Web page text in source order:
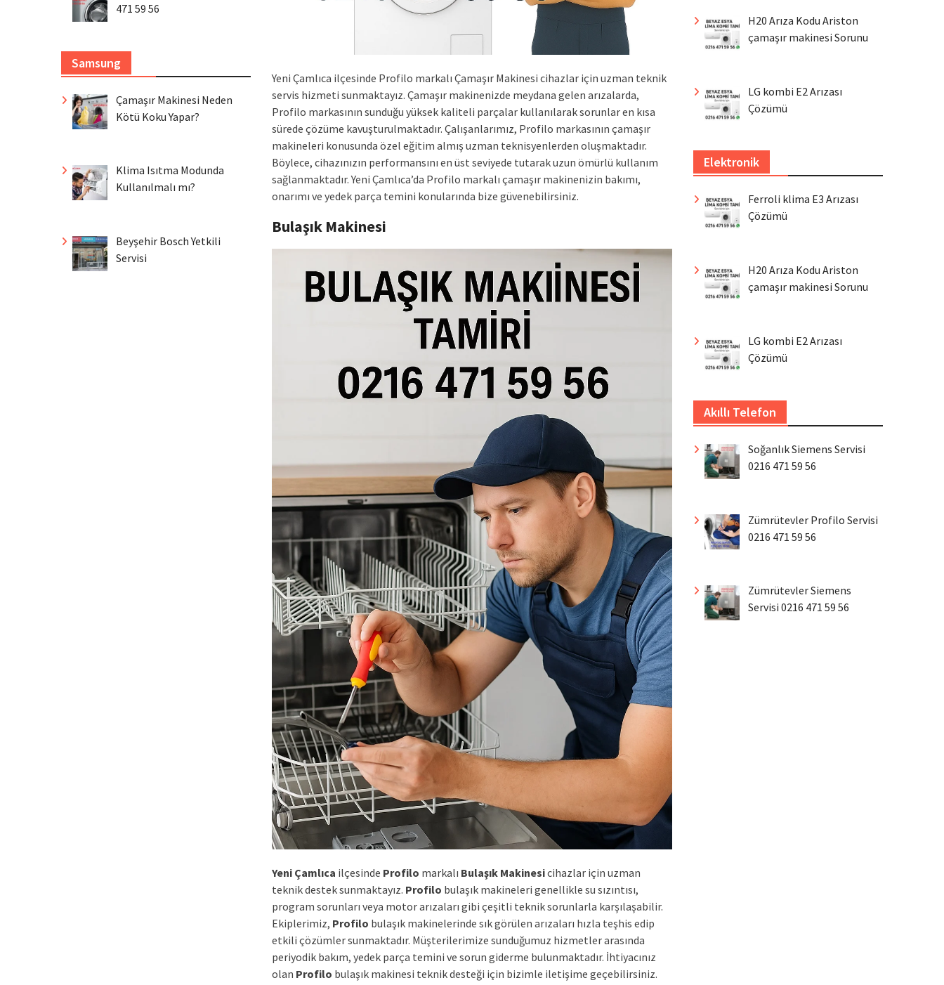
Yeni Çamlıca ilçesinde Profilo markalı Çamaşır Makinesi cihazlar için uzman teknik
servis hizmeti sunmaktayız. Çamaşır makinenizde meydana gelen arızalarda,
Profilo markasının sunduğu yüksek kaliteli parçalar kullanılarak sorunlar en kısa
sürede çözüme kavuşturulmaktadır. Çalışanlarımız, Profilo markasının çamaşır
makineleri konusunda özel eğitim almış uzman teknisyenlerden oluşmaktadır.
Böylece, cihazınızın performansını en üst seviyede tutarak uzun ömürlü kullanım
sağlanmaktadır. Yeni Çamlıca’da Profilo markalı çamaşır makinenizin bakımı,
onarımı ve yedek parça temini konularında bize güvenebilirsiniz.
Bulaşık Makinesi
Yeni Çamlıca ilçesinde Profilo markalı Bulaşık Makinesicihazlar için uzman
teknik destek sunmaktayız. Profilo bulaşık makineleri genellikle su sızıntısı,
program sorunları veya motor arızaları gibi çeşitli teknik sorunlarla karşılaşabilir.
Ekiplerimiz, Profilo bulaşık makinelerinde sık görülen arızaları hızla teşhis edip
etkili çözümler sunmaktadır. Müşterilerimize sunduğumuz hizmetler arasında
periyodik bakım, yedek parça temini ve sorun giderme bulunmaktadır. İhtiyacınız
olan Profilo bulaşık makinesi teknik desteği için bizimle iletişime geçebilirsiniz.
H20 Arıza Kodu Ariston
çamaşır makinesi Sorunu
LG kombi E2 Arızası
Çözümü
Elektronik
Ferroli klima E3 Arızası
Çözümü
H20 Arıza Kodu Ariston
çamaşır makinesi Sorunu
LG kombi E2 Arızası
Çözümü
Akıllı Telefon
Soğanlık Siemens Servisi
0216 471 59 56
Zümrütevler Profilo Servisi
0216 471 59 56
Zümrütevler Siemens
Servisi 0216 471 59 56
471 59 56
Samsung
Çamaşır Makinesi Neden
Kötü Koku Yapar?
Klima Isıtma Modunda
Kullanılmalı mı?
Beyşehir Bosch Yetkili
Servisi